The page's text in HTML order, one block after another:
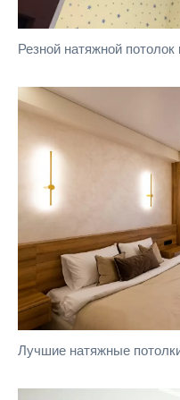
Резной натяжной потолок
Лучшие натяжные